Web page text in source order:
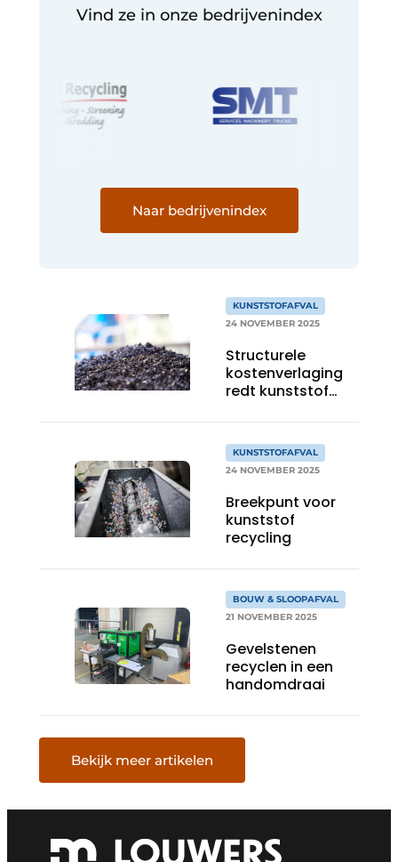
Vind ze in onze bedrijvenindex
Naar bedrijvenindex
KUNSTSTOFAFVAL
24 NOVEMBER 2025
Structurele
kostenverlaging
redt kunststof
Nederland
KUNSTSTOFAFVAL
24 NOVEMBER 2025
Breekpunt voor
kunststof
recycling
BOUW & SLOOPAFVAL
21 NOVEMBER 2025
Gevelstenen
recyclen in een
handomdraai
Bekijk meer artikelen